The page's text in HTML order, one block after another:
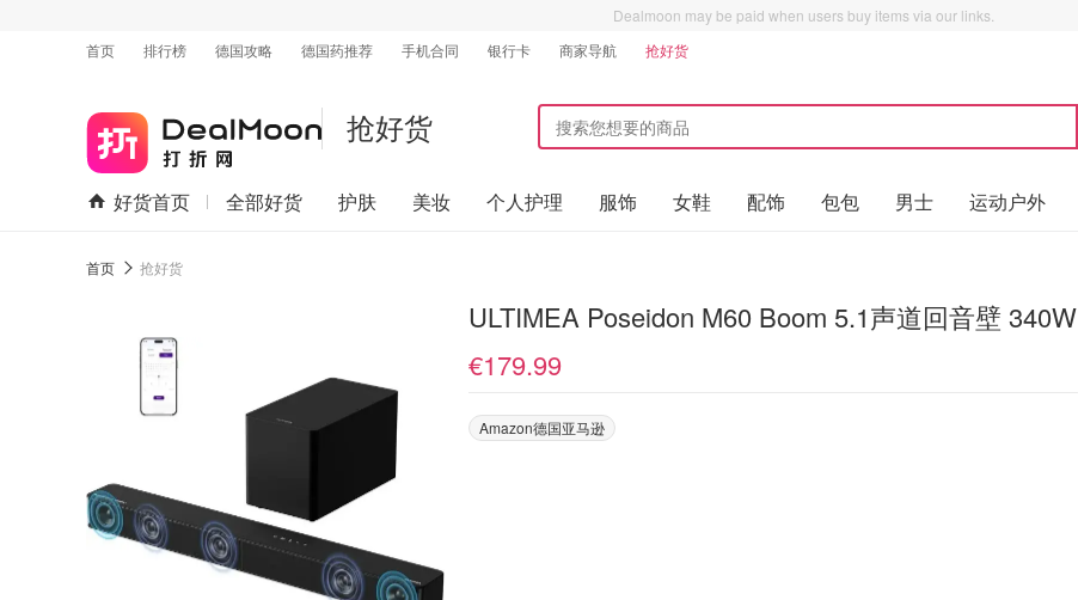
Dealmoon may be paid when users buy items via our links.
首页
排行榜 德国攻略 德国药推荐 手机合同 银行卡 商家导航 抢好货
抢好货
好货首页 全部好货 护肤 美妆 个人护理 服饰 女鞋 配饰 包包 男士 运动户外
首页 抢好货
ULTIMEA Poseidon M60 Boom 5.1声道回音壁 340W
€179.99
Amazon德国亚马逊